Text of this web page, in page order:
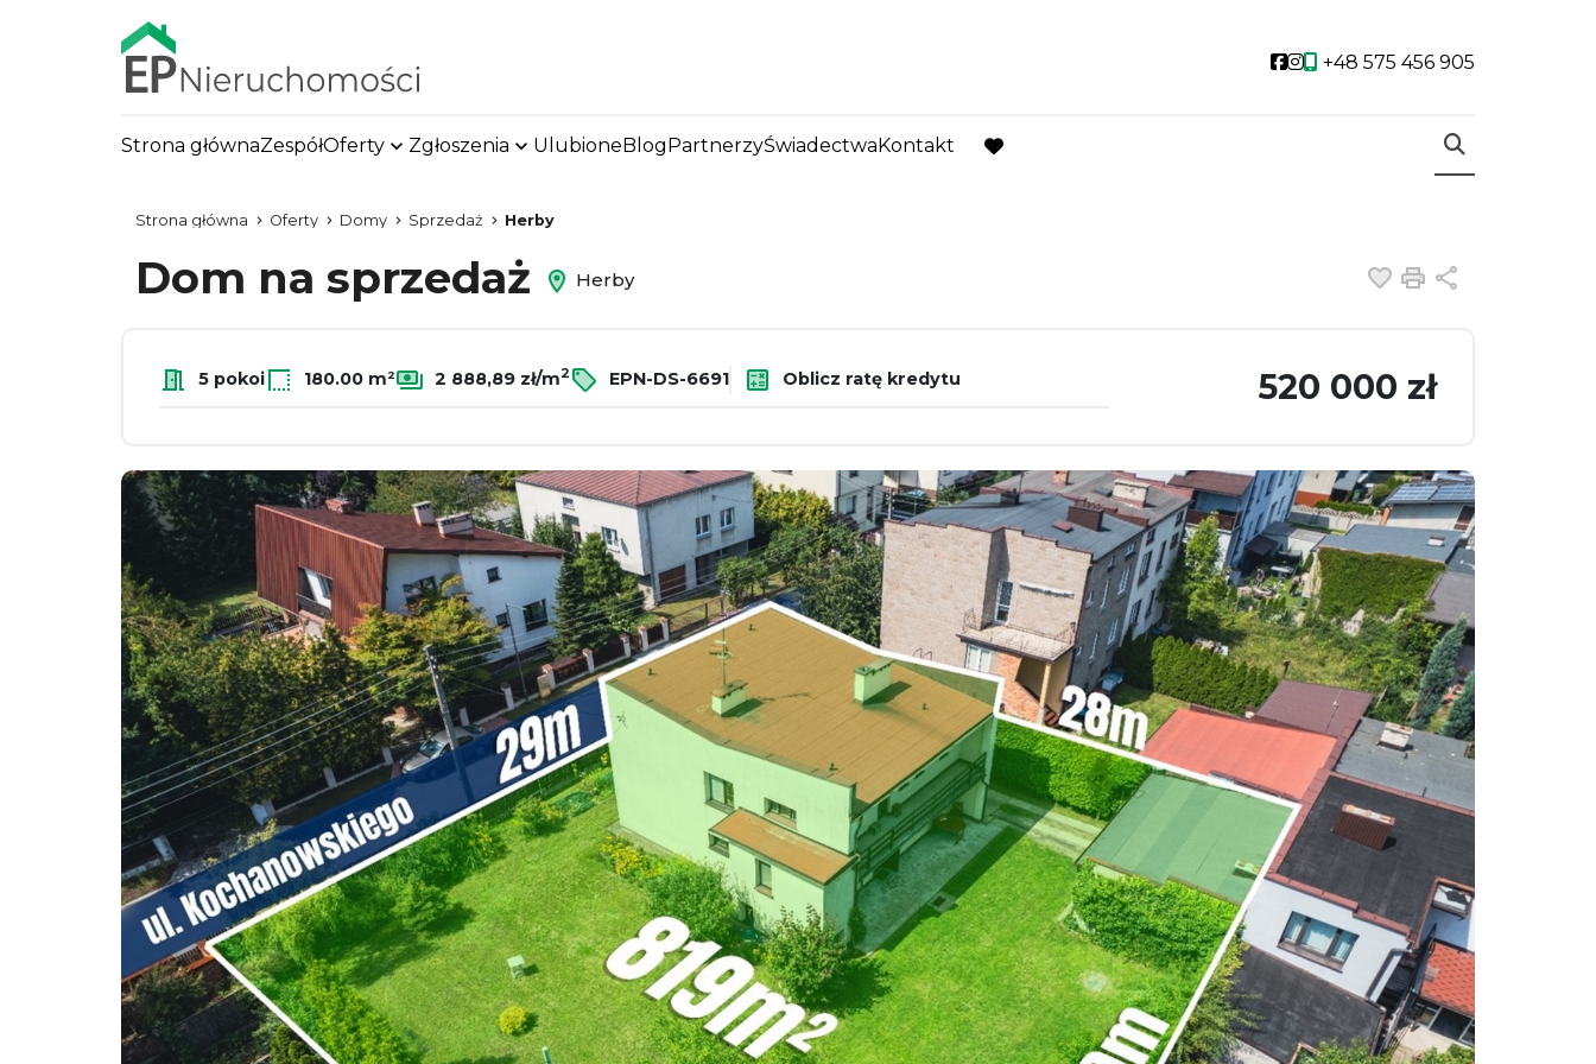
Social link
Social link
+48 575 456 905
Strona głównaZespółOferty Zgłoszenia UlubioneBlogPartnerzyŚwiadectwaKontakt
favorite
Strona główna Oferty Domy Sprzedaż Herby
Dom na sprzedaż Herby Dodaj do
Drukuj
5 pokoi 180.00 m² 2 888,89 zł/m2 EPN-DS-6691 Oblicz ratę kredytu 520 000 zł